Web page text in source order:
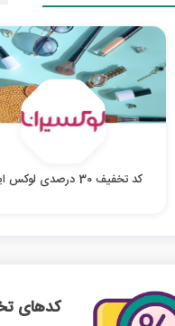
کد تخفیف 30 درصدی لوکس ایرانا
کدهای